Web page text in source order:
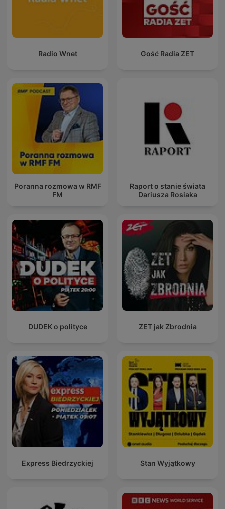
Radio Wnet Gość Radia ZET
Poranna rozmowa w RMF
FM
Raport o stanie świata
Dariusza Rosiaka
DUDEK o polityce ZET jak Zbrodnia
Express Biedrzyckiej Stan Wyjątkowy